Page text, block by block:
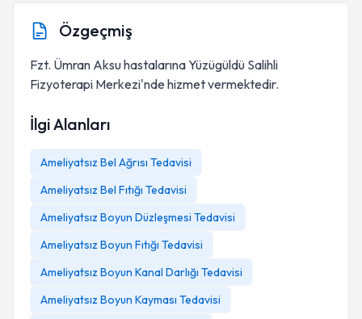
Özgeçmiş
Fzt. Ümran Aksu hastalarına Yüzügüldü Salihli
Fizyoterapi Merkezi'nde hizmet vermektedir.
İlgi Alanları
Ameliyatsız Bel Ağrısı Tedavisi
Ameliyatsız Bel Fıtığı Tedavisi
Ameliyatsız Boyun Düzleşmesi Tedavisi
Ameliyatsız Boyun Fıtığı Tedavisi
Ameliyatsız Boyun Kanal Darlığı Tedavisi
Ameliyatsız Boyun Kayması Tedavisi